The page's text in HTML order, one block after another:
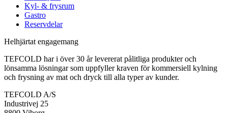
Kyl- & frysrum
Gastro
Reservdelar
Helhjärtat engagemang
TEFCOLD har i över 30 år levererat pålitliga produkter och
lönsamma lösningar som uppfyller kraven för kommersiell kylning
och frysning av mat och dryck till alla typer av kunder.
TEFCOLD A/S
Industrivej 25